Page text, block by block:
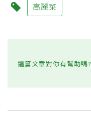
高麗菜
這篇文章對你有幫助嗎?